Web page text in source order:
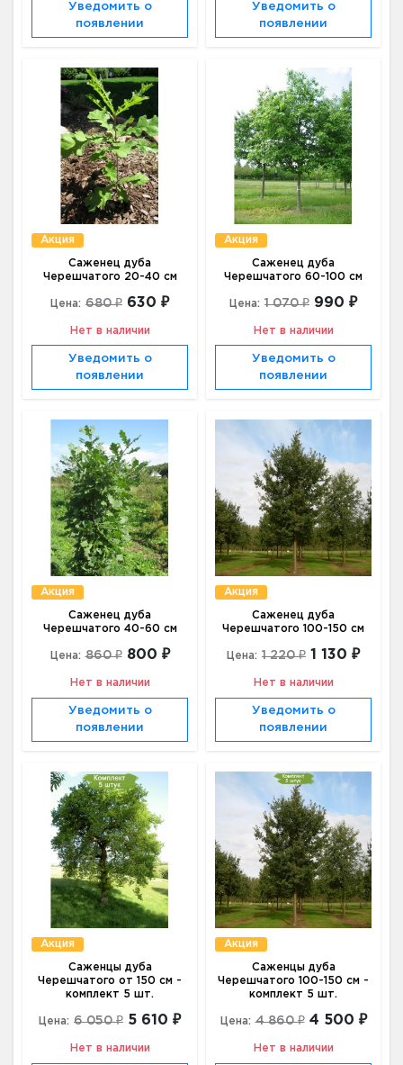
Уведомить о
появлении
Уведомить о
появлении
Акция
Саженец дуба
Черешчатого 20-40 см
Цена: 680 ₽ 630 ₽
Нет в наличии
Уведомить о
появлении
Акция
Саженец дуба
Черешчатого 60-100 см
Цена: 1 070 ₽ 990 ₽
Нет в наличии
Уведомить о
появлении
Акция
Саженец дуба
Черешчатого 40-60 см
Цена: 860 ₽ 800 ₽
Нет в наличии
Уведомить о
появлении
Акция
Саженец дуба
Черешчатого 100-150 см
Цена: 1 220 ₽ 1 130 ₽
Нет в наличии
Уведомить о
появлении
Акция
Саженцы дуба
Черешчатого от 150 см -
комплект 5 шт.
Цена: 6 050 ₽ 5 610 ₽
Нет в наличии
Акция
Саженцы дуба
Черешчатого 100-150 см -
комплект 5 шт.
Цена: 4 860 ₽ 4 500 ₽
Нет в наличии